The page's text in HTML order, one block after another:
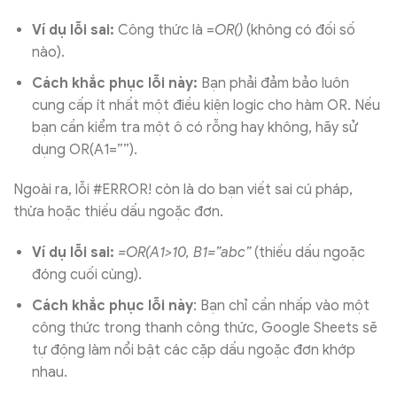
Ví dụ lỗi sai: Công thức là =OR()(không có đối số
nào).
Cách khắc phục lỗi này: Bạn phải đảm bảo luôn
cung cấp ít nhất một điều kiện logic cho hàm OR. Nếu
bạn cần kiểm tra một ô có rỗng hay không, hãy sử
dụng OR(A1=””).
Ngoài ra, lỗi #ERROR! còn là do bạn viết sai cú pháp,
thừa hoặc thiếu dấu ngoặc đơn.
Ví dụ lỗi sai: =OR(A1>10, B1=”abc”(thiếu dấu ngoặc
đóng cuối cùng).
Cách khắc phục lỗi này: Bạn chỉ cần nhấp vào một
công thức trong thanh công thức, Google Sheets sẽ
tự động làm nổi bật các cặp dấu ngoặc đơn khớp
nhau.